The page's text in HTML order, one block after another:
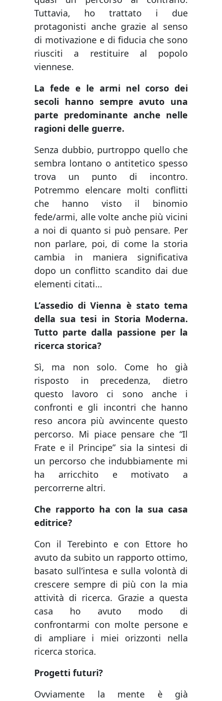
Tuttavia, ho trattato i due
protagonisti anche grazie al senso
di motivazione e di fiducia che sono
riusciti a restituire al popolo
viennese.
La fede e le armi nel corso dei
secoli hanno sempre avuto una
parte predominante anche nelle
ragioni delle guerre.
Senza dubbio, purtroppo quello che
sembra lontano o antitetico spesso
trova un punto di incontro.
Potremmo elencare molti conflitti
che hanno visto il binomio
fede/armi, alle volte anche più vicini
a noi di quanto si può pensare. Per
non parlare, poi, di come la storia
cambia in maniera significativa
dopo un conflitto scandito dai due
elementi citati…
L’assedio di Vienna è stato tema
della sua tesi in Storia Moderna.
Tutto parte dalla passione per la
ricerca storica?
Sì, ma non solo. Come ho già
risposto in precedenza, dietro
questo lavoro ci sono anche i
confronti e gli incontri che hanno
reso ancora più avvincente questo
percorso. Mi piace pensare che “Il
Frate e il Principe” sia la sintesi di
un percorso che indubbiamente mi
ha arricchito e motivato a
percorrerne altri.
Che rapporto ha con la sua casa
editrice?
Con il Terebinto e con Ettore ho
avuto da subito un rapporto ottimo,
basato sull’intesa e sulla volontà di
crescere sempre di più con la mia
attività di ricerca. Grazie a questa
casa ho avuto modo di
confrontarmi con molte persone e
di ampliare i miei orizzonti nella
ricerca storica.
Progetti futuri?
Ovviamente la mente è già